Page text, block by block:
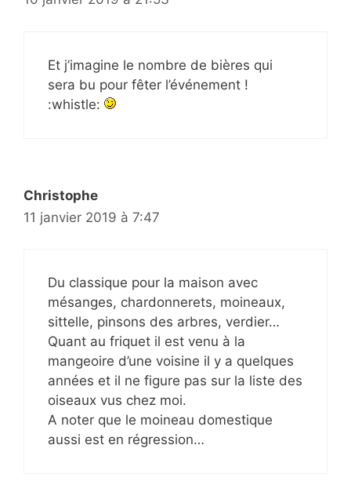
Et j’imagine le nombre de bières qui
sera bu pour fêter l’événement !
:whistle:
Christophe
11 janvier 2019 à 7:47
Du classique pour la maison avec
mésanges, chardonnerets, moineaux,
sittelle, pinsons des arbres, verdier…
Quant au friquet il est venu à la
mangeoire d’une voisine il y a quelques
années et il ne figure pas sur la liste des
oiseaux vus chez moi.
A noter que le moineau domestique
aussi est en régression…